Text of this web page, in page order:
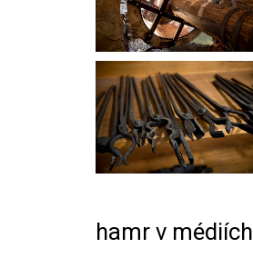
hamr v médiích